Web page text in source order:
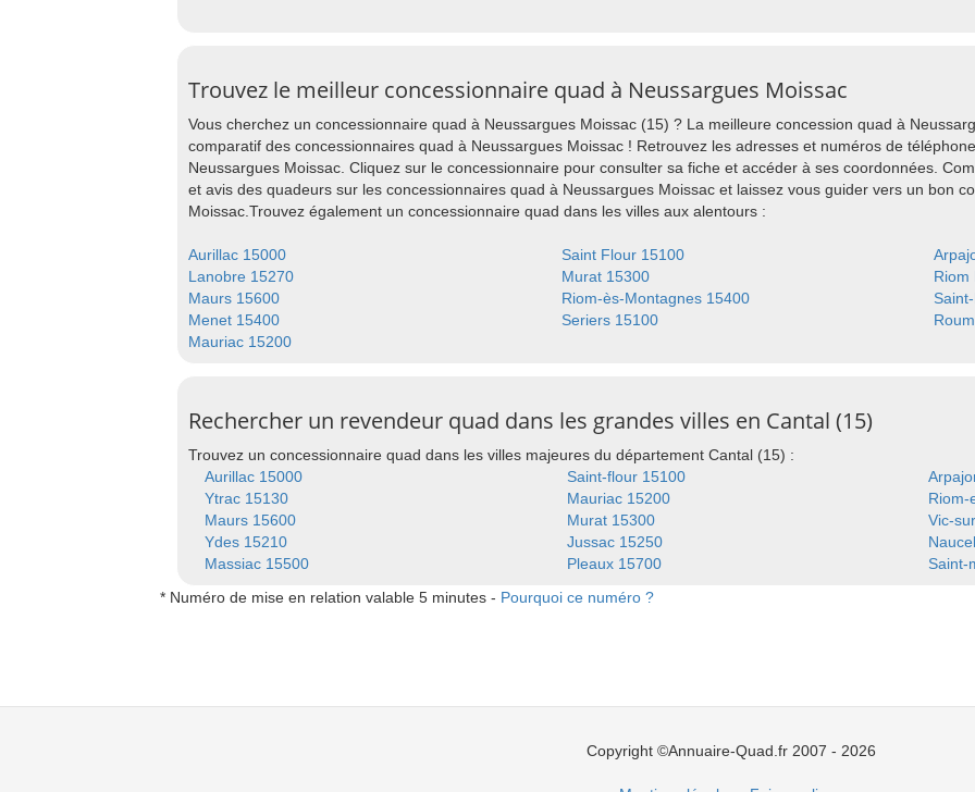
Trouvez le meilleur concessionnaire quad à Neussargues Moissac
Vous cherchez un concessionnaire quad à Neussargues Moissac (15) ? La meilleure concession quad à
comparatif des concessionnaires quad à Neussargues Moissac ! Retrouvez les adresses et numéros de
Neussargues Moissac. Cliquez sur le concessionnaire pour consulter sa fiche et accéder à ses coordonnées.
et avis des quadeurs sur les concessionnaires quad à Neussargues Moissac et laissez vous guider vers un bon
Moissac.Trouvez également un concessionnaire quad dans les villes aux alentours :
Aurillac 15000 Saint Flour 15100
Lanobre 15270
Murat 15300
Riom
Maurs 15600
Riom-ès-Montagnes 15400
Menet 15400
Seriers 15100
Mauriac 15200
Rechercher un revendeur quad dans les grandes villes en Cantal (15)
Trouvez un concessionnaire quad dans les villes majeures du département Cantal (15) :
Aurillac 15000
Saint-flour 15100
Ytrac 15130
Mauriac 15200
Riom-
Maurs 15600
Murat 15300
Vic-
Ydes 15210
Jussac 15250
Massiac 15500
Pleaux 15700
Saint-
* Numéro de mise en relation valable 5 minutes - Pourquoi ce numéro ?
Copyright ©Annuaire-Quad.fr 2007 - 2026